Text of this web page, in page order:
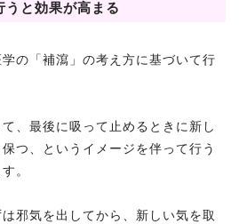
うと効果が高まる
の「補瀉」の考え方に基づいて行
、最後に吸って止めるときに新し
つ、というイメージを伴って行う
。
邪気を出してから、新しい気を取